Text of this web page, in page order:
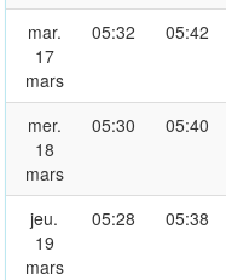
mar.
17
mars
05:32 05:42
mer.
18
mars
05:30 05:40
jeu.
19
mars
05:28 05:38